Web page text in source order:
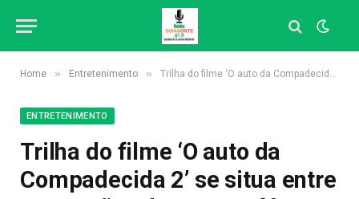
Home » Entretenimento » Trilha do filme ‘O auto da Compadecida 2’ se situa entre as canções de amor, a fé, a pisada do baião e o samba-choro
ENTRETENIMENTO
Trilha do filme ‘O auto da
Compadecida 2’ se situa entre